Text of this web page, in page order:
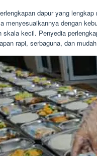
dapur yang
menyesuaikannya dengan
skala kecil. Penyedia
rapi, serbaguna, dan